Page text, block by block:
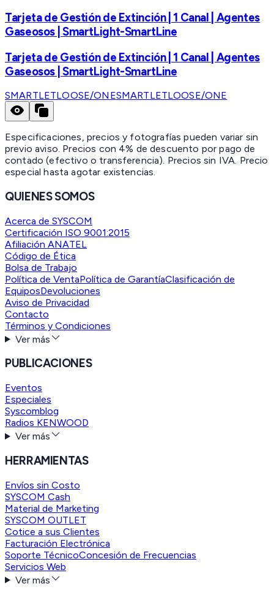
Tarjeta de Gestión de Extinción | 1 Canal | Agentes
Gaseosos | SmartLight-SmartLine
Tarjeta de Gestión de Extinción | 1 Canal | Agentes
Gaseosos | SmartLight-SmartLine
SMARTLETLOOSE/ONESMARTLETLOOSE/ONE
Especificaciones, precios y fotografías pueden variar sin
previo aviso. Precios con 4% de descuento por pago de
contado (efectivo o transferencia). Precios sin IVA. Precio
especial hasta agotar existencias.
QUIENES SOMOS
Acerca de SYSCOM
Certificación ISO 9001:2015
Afiliación ANATEL
Código de Ética
Bolsa de Trabajo
Política de VentaPolítica de GarantíaClasificación de
EquiposDevoluciones
Aviso de Privacidad
Contacto
Términos y Condiciones
Ver más
PUBLICACIONES
Eventos
Especiales
Syscomblog
Radios KENWOOD
Ver más
HERRAMIENTAS
Envíos sin Costo
SYSCOM Cash
Material de Marketing
SYSCOM OUTLET
Cotice a sus Clientes
Facturación Electrónica
Soporte TécnicoConcesión de Frecuencias
Servicios Web
Ver más